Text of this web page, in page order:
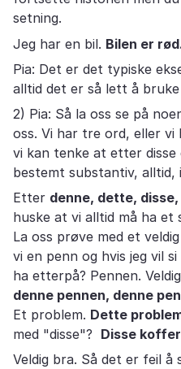
setning.
Jeg har en bil. Bilen er
Pia: Det er det typiske
alltid det er så lett å bruke
2) Pia: Så la oss se på
oss. Vi har tre ord, eller vi
vi kan tenke at etter
bestemt substantiv, alltid,
Etter denne, dette,
huske at vi alltid må ha
La oss prøve med et
vi en penn og hvis jeg vil
ha etterpå? Pennen.
denne pennen, denne
Et problem. Dette
med "disse"? Disse
Veldig bra. Så det er feil å